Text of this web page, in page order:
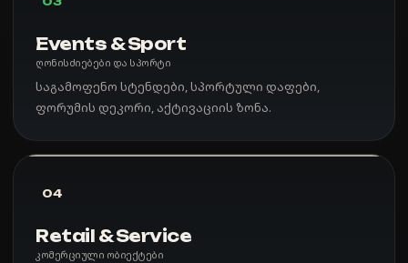
Events & Sport
ღონისძიებები და სპორტი
საგამოფენო სტენდები, სპორტული დაფები,
ფორუმის დეკორი, აქტივაციის ზონა.
04
Retail & Service
კომერციული ობიექტები